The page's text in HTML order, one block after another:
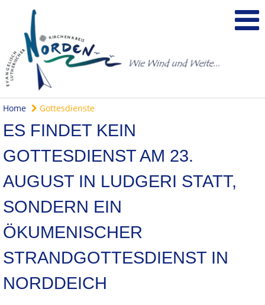
Home Gottesdienste
ES FINDET KEIN
GOTTESDIENST AM 23.
AUGUST IN LUDGERI STATT,
SONDERN EIN
ÖKUMENISCHER
STRANDGOTTESDIENST IN
NORDDEICH